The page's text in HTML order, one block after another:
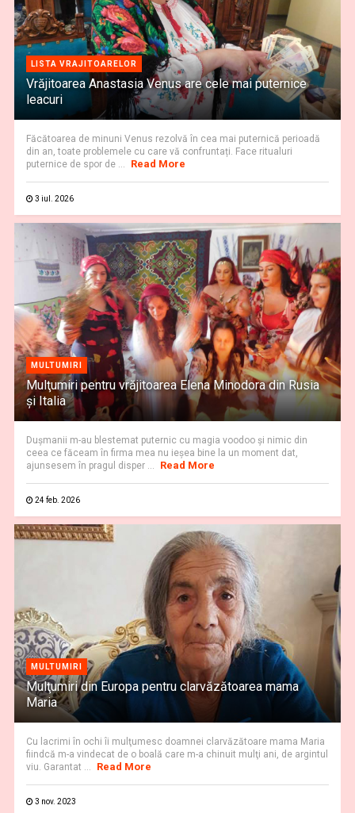
LISTA VRAJITOARELOR
Vrăjitoarea Anastasia Venus are cele mai puternice
leacuri
Făcătoarea de minuni Venus rezolvă în cea mai puternică perioadă
din an, toate problemele cu care vă confruntați. Face ritualuri
puternice de spor de ...
Read More
3 iul. 2026
MULTUMIRI
Mulţumiri pentru vrăjitoarea Elena Minodora din Rusia
și Italia
Duşmanii m-au blestemat puternic cu magia voodoo şi nimic din
ceea ce făceam în firma mea nu ieşea bine la un moment dat,
ajunsesem în pragul disper ...
Read More
24 feb. 2026
MULTUMIRI
Mulţumiri din Europa pentru clarvăzătoarea mama
Maria
Cu lacrimi în ochi îi mulţumesc doamnei clarvăzătoare mama Maria
fiindcă m-a vindecat de o boală care m-a chinuit mulţi ani, de argintul
viu. Garantat ...
Read More
3 nov. 2023